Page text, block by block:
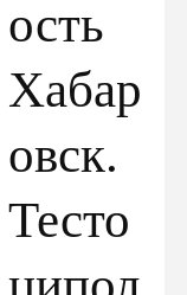
ость
Хабар
овск.
Тесто